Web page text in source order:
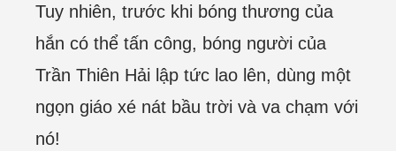
Tuy nhiên, trước khi bóng thương của
hắn có thể tấn công, bóng người của
Trần Thiên Hải lập tức lao lên, dùng một
ngọn giáo xé nát bầu trời và va chạm với
nó!